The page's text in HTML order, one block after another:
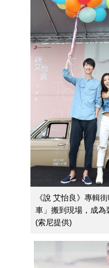
《說 艾怡良》專輯
車」搬到現場，成為
(索尼提供)